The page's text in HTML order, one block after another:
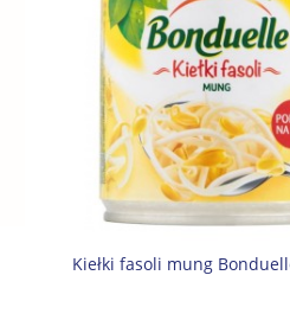
Kiełki fasoli mung